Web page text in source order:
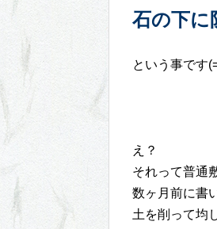
石の下に
という事です
え？
それって普通
数ヶ月前に書
土を削って均